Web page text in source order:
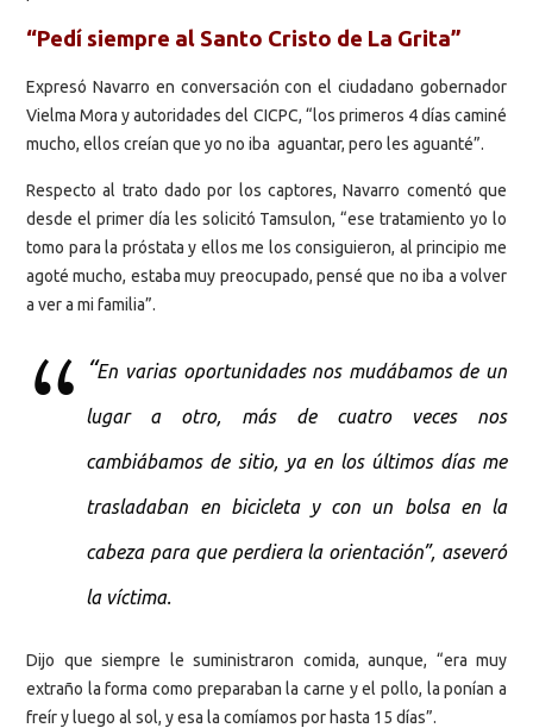
“Pedí siempre al Santo Cristo de La Grita”
Expresó Navarro en conversación con el ciudadano gobernador
Vielma Mora y autoridades del CICPC, “los primeros 4 días caminé
mucho, ellos creían que yo no iba aguantar, pero les aguanté”.
Respecto al trato dado por los captores, Navarro comentó que
desde el primer día les solicitó Tamsulon, “ese tratamiento yo lo
tomo para la próstata y ellos me los consiguieron, al principio me
agoté mucho, estaba muy preocupado, pensé que no iba a volver
a ver a mi familia”.
“En varias oportunidades nos mudábamos de un
lugar a otro, más de cuatro veces nos
cambiábamos de sitio, ya en los últimos días me
trasladaban en bicicleta y con un bolsa en la
cabeza para que perdiera la orientación”, aseveró
la víctima.
Dijo que siempre le suministraron comida, aunque, “era muy
extraño la forma como preparaban la carne y el pollo, la ponían a
freír y luego al sol, y esa la comíamos por hasta 15 días”.